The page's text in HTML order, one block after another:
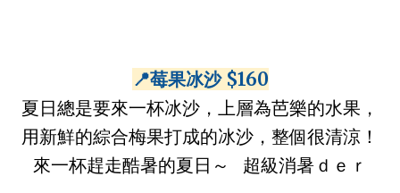
📍莓果冰沙 $160
夏日總是要來一杯冰沙，上層為芭樂的水果，
用新鮮的綜合梅果打成的冰沙，整個很清涼！
來一杯趕走酷暑的夏日～ ⠀超級消暑ｄｅｒ